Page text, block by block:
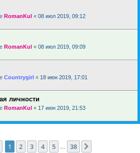
RomanKul « 08 июл 2019, 09:12
RomanKul « 08 июл 2019, 09:09
Countrygirl « 18 июн 2019, 17:01
личности
RomanKul « 17 июн 2019, 21:53
Страница из 38
1 2 3 4 5 38